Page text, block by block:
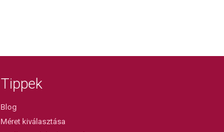
Tippek
Blog
Méret kiválasztása